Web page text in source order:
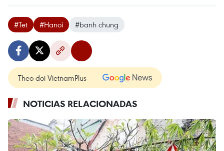
#Tet #Hanoi #banh chung
Theo dõi VietnamPlus
NOTICIAS RELACIONADAS